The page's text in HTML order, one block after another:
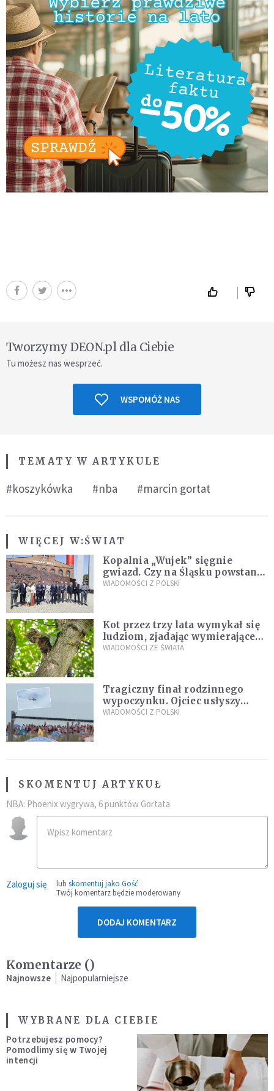
Tworzymy DEON.pl dla Ciebie
Tu możesz nas wesprzeć.
WSPOMÓŻ NAS
TEMATY W ARTYKULE
#koszykówka #nba #marcin gortat
WIĘCEJ W:ŚWIAT
Kopalnia „Wujek” sięgnie
gwiazd. Czy na Śląsku powstanie
„Dolina Krzemowa”?
WIADOMOŚCI Z POLSKI
Kot przez trzy lata wymykał się
ludziom, zjadając wymierające
kaczki. W końcu popełnił
WIADOMOŚCI ZE ŚWIATA
Tragiczny finał rodzinnego
wypoczynku. Ojciec usłyszy
zarzuty
WIADOMOŚCI Z POLSKI
SKOMENTUJ ARTYKUŁ
NBA: Phoenix wygrywa, 6 punktów Gortata
Zaloguj się lub skomentuj jako Gość
Twój komentarz będzie moderowany
DODAJ KOMENTARZ
Komentarze ()
Najnowsze Najpopularniejsze
WYBRANE DLA CIEBIE
Potrzebujesz pomocy?
Pomodlimy się w Twojej
intencji